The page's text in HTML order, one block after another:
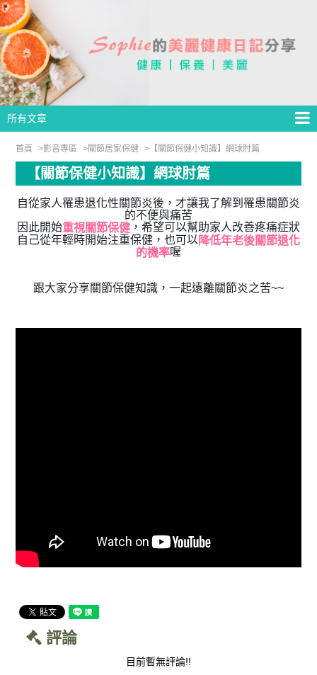
所有文章
首頁 影音專區 關節居家保健 【關節保健小知識】網球肘篇
【關節保健小知識】網球肘篇
自從家人罹患退化性關節炎後，才讓我了解到罹患關節炎
的不便與痛苦
因此開始重視關節保健 ，希望可以幫助家人改善疼痛症狀
自己從年輕時開始注重保健，也可以 降低年老後關節退化
的機率喔
跟大家分享關節保健知識，一起遠離關節炎之苦~~
評論
目前暫無評論!!